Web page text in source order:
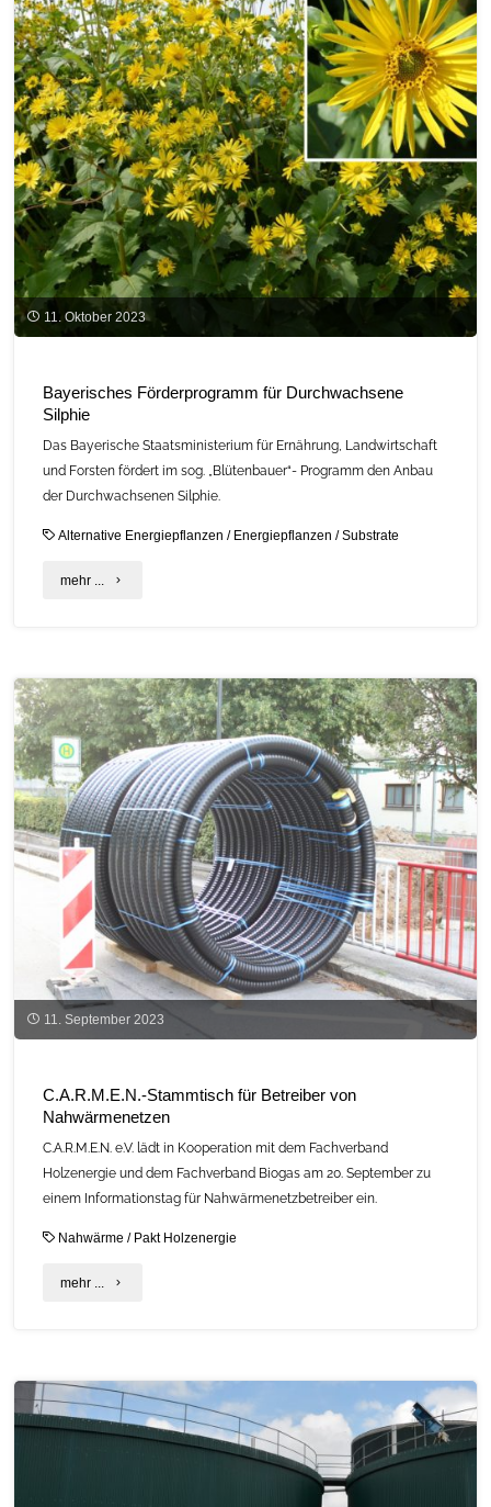
zur
Vergärung
von
Wirtschaftsdüngern
gestartet"
11. Oktober 2023
Bayerisches Förderprogramm für Durchwachsene
Silphie
Das Bayerische Staatsministerium für Ernährung, Landwirtschaft
und Forsten fördert im sog. „Blütenbauer“- Programm den Anbau
der Durchwachsenen Silphie.
Alternative Energiepflanzen / Energiepflanzen /Substrate
mehr ... "Bayerisches
Durchwachsene
Silphie"
11. September 2023
C.A.R.M.E.N.-Stammtisch für Betreiber von
Nahwärmenetzen
C.A.R.M.E.N. e.V. lädt in Kooperation mit dem Fachverband
Holzenergie und dem Fachverband Biogas am 20. September zu
einem Informationstag für Nahwärmenetzbetreiber ein.
Nahwärme / Pakt Holzenergie
mehr ... "C.A.R.M.E.N.-
Betreiber
von